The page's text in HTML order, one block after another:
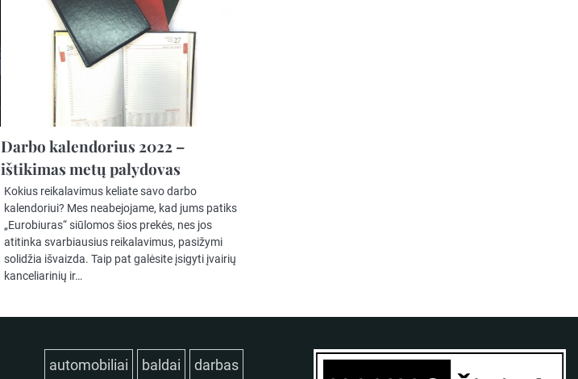
Darbo kalendorius 2022 –
ištikimas metų palydovas
Kokius reikalavimus keliate savo darbo
kalendoriui? Mes neabejojame, kad jums patiks
„Eurobiuras“ siūlomos šios prekės, nes jos
atitinka svarbiausius reikalavimus, pasižymi
solidžia išvaizda. Taip pat galėsite įsigyti įvairių
kanceliarinių ir…
automobiliai baldai darbas